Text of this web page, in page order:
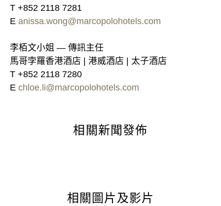
T +852 2118 7281
E anissa.wong@marcopolohotels.com
李栢文小姐 — 傳訊主任
馬哥孛羅香港酒店 | 港威酒店 | 太子酒店
T +852 2118 7280
E chloe.li@marcopolohotels.com
相關新聞發佈
相關圖片及影片